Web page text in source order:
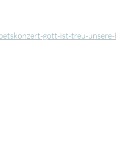
gott-ist-treu-